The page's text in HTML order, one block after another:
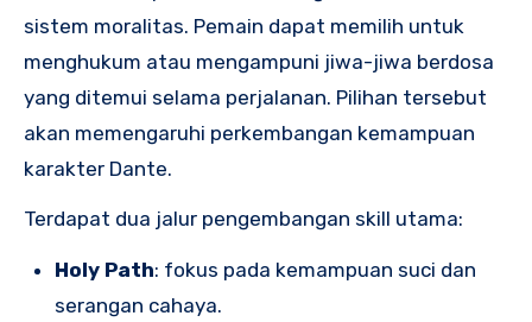
sistem moralitas. Pemain dapat memilih untuk
menghukum atau mengampuni jiwa-jiwa berdosa
yang ditemui selama perjalanan. Pilihan tersebut
akan memengaruhi perkembangan kemampuan
karakter Dante.
Terdapat dua jalur pengembangan skill utama:
Holy Path: fokus pada kemampuan suci dan
serangan cahaya.